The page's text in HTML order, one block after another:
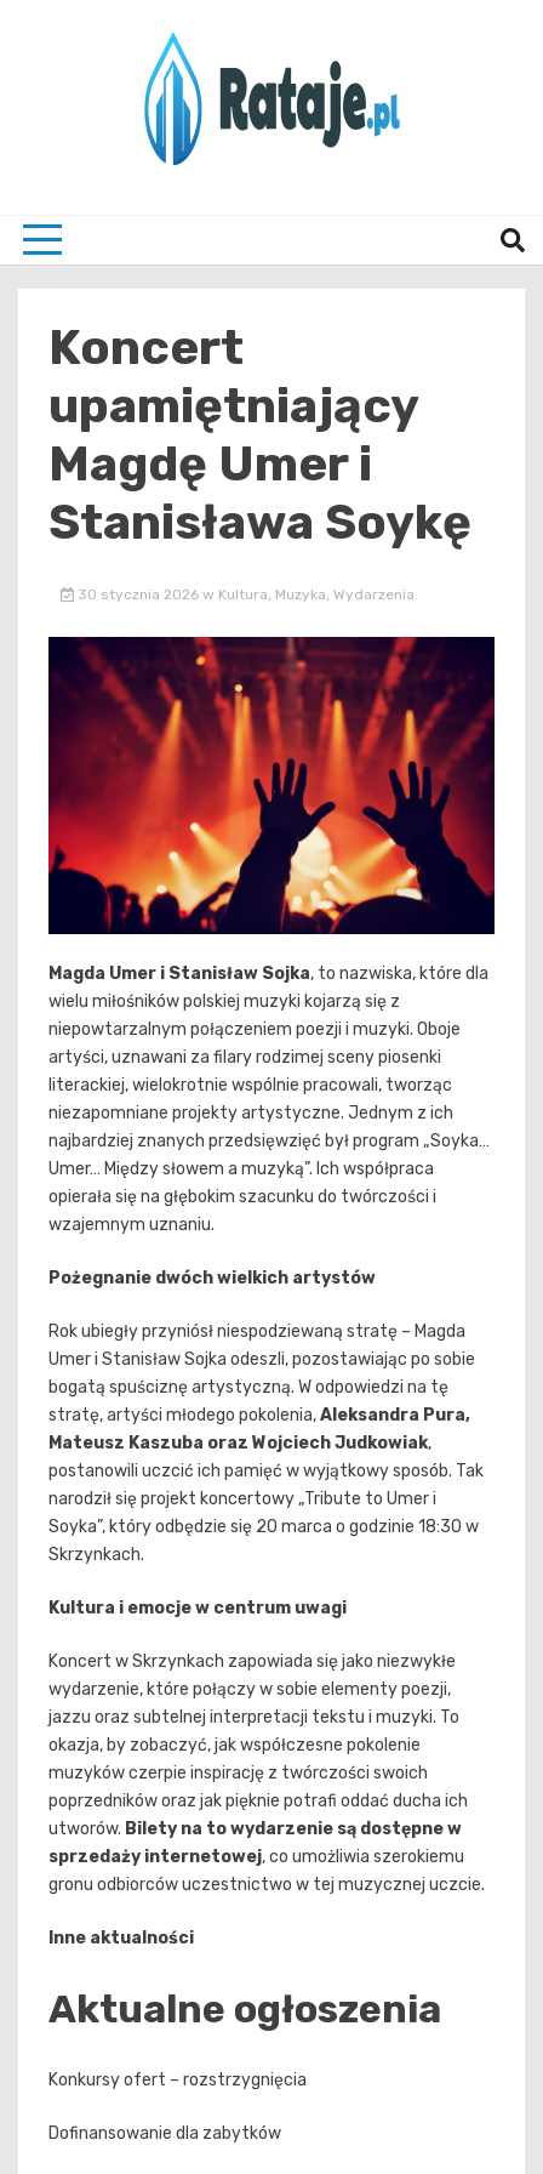
Koncert
upamiętniający
Magdę Umer i
Stanisława Soykę
30 stycznia 2026 w Kultura, Muzyka, Wydarzenia
Magda Umer i Stanisław Sojka, to nazwiska, które dla
wielu miłośników polskiej muzyki kojarzą się z
niepowtarzalnym połączeniem poezji i muzyki. Oboje
artyści, uznawani za filary rodzimej sceny piosenki
literackiej, wielokrotnie wspólnie pracowali, tworząc
niezapomniane projekty artystyczne. Jednym z ich
najbardziej znanych przedsięwzięć był program „Soyka…
Umer… Między słowem a muzyką”. Ich współpraca
opierała się na głębokim szacunku do twórczości i
wzajemnym uznaniu.
Pożegnanie dwóch wielkich artystów
Rok ubiegły przyniósł niespodziewaną stratę – Magda
Umer i Stanisław Sojka odeszli, pozostawiając po sobie
bogatą spuściznę artystyczną. W odpowiedzi na tę
stratę, artyści młodego pokolenia,Aleksandra Pura,
Mateusz Kaszuba oraz Wojciech Judkowiak,
postanowili uczcić ich pamięć w wyjątkowy sposób. Tak
narodził się projekt koncertowy „Tribute to Umer i
Soyka”, który odbędzie się 20 marca o godzinie 18:30 w
Skrzynkach.
Kultura i emocje w centrum uwagi
Koncert w Skrzynkach zapowiada się jako niezwykłe
wydarzenie, które połączy w sobie elementy poezji,
jazzu oraz subtelnej interpretacji tekstu i muzyki. To
okazja, by zobaczyć, jak współczesne pokolenie
muzyków czerpie inspirację z twórczości swoich
poprzedników oraz jak pięknie potrafi oddać ducha ich
utworów. Bilety na to wydarzenie są dostępne w
sprzedaży internetowej, co umożliwia szerokiemu
gronu odbiorców uczestnictwo w tej muzycznej uczcie.
Inne aktualności
Aktualne ogłoszenia
Konkursy ofert – rozstrzygnięcia
Dofinansowanie dla zabytków